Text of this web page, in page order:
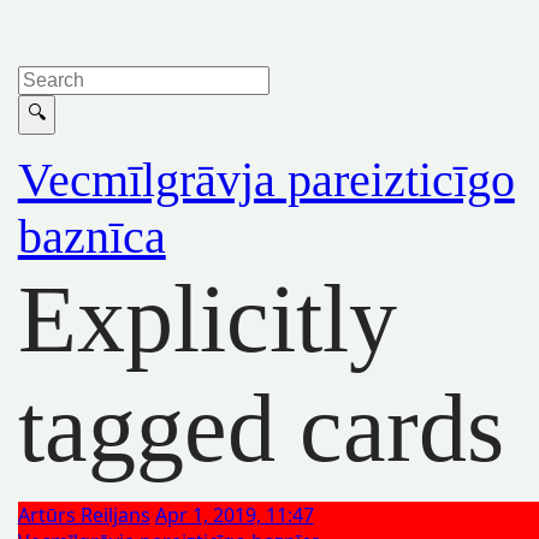
Vecmīlgrāvja pareizticīgo
baznīca
Explicitly
tagged cards
Artūrs Reiljans Apr 1, 2019, 11:47